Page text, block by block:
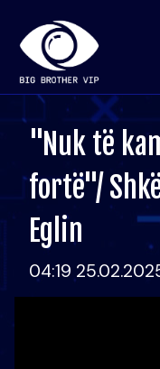
"Nuk të
fortë"/
Eglin
04:19